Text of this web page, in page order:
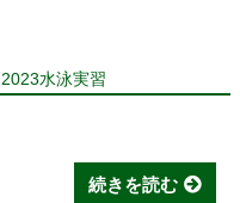
2023水泳実習
続きを読む